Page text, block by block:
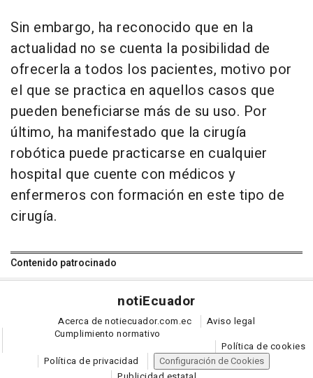
Sin embargo, ha reconocido que en la
actualidad no se cuenta la posibilidad de
ofrecerla a todos los pacientes, motivo por
el que se practica en aquellos casos que
pueden beneficiarse más de su uso. Por
último, ha manifestado que la cirugía
robótica puede practicarse en cualquier
hospital que cuente con médicos y
enfermeros con formación en este tipo de
cirugía.
Contenido patrocinado
notiEcuador
Acerca de notiecuador.com.ec
Aviso legal
Cumplimiento normativo
Política de cookies
Política de privacidad
Configuración de Cookies